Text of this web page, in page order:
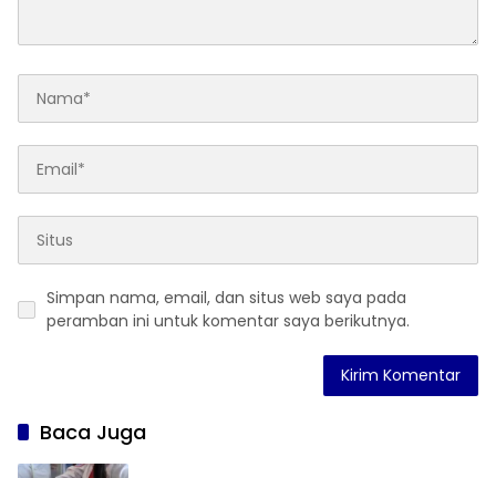
Simpan nama, email, dan situs web saya pada
peramban ini untuk komentar saya berikutnya.
Baca Juga